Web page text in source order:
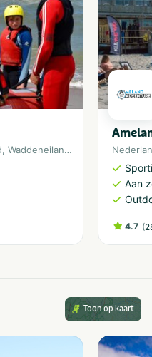
, Waddeneiland , Noordzee
Aan
4.7 (
Toon op kaart